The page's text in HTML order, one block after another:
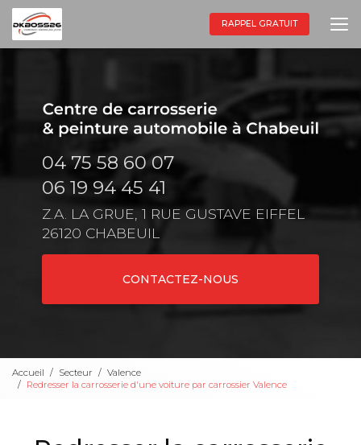
Aller
au
contenu
principal
RAPPEL GRATUIT
04 75 58 60 07
06 19 94 45 41
Z.A. LA GRUE, 1 RUE GUSTAVE EIFFEL
26120 CHABEUIL
CONTACTEZ-NOUS
Accueil Secteur
Valence
Redresser la carrosserie d'une voiture par carrossier Valence